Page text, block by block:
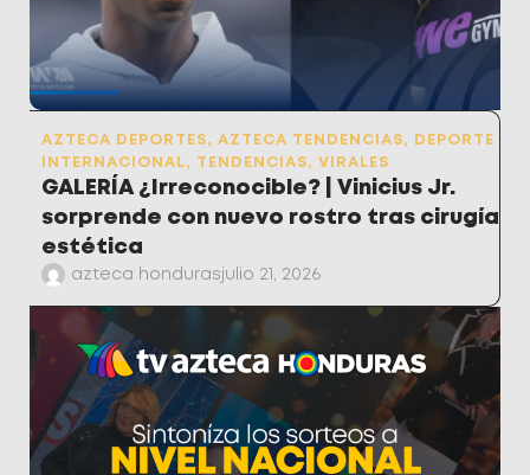
AZTECA DEPORTES, AZTECA TENDENCIAS,
DEPORTE
INTERNACIONAL, TENDENCIAS, VIRALES
GALERÍA ¿Irreconocible? | Vinicius Jr.
sorprende con nuevo rostro tras cirugía
estética
azteca hondurasjulio 21, 2026